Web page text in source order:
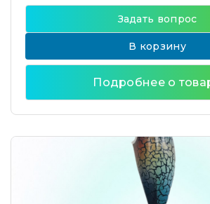
Задать вопрос
В корзину
Подробнее о